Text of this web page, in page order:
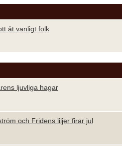
åt vanligt folk
ljuvliga hagar
och Fridens liljer firar jul